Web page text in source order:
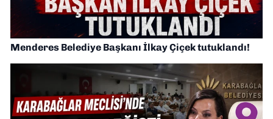
Menderes Belediye Başkanı İlkay Çiçek tutuklandı!